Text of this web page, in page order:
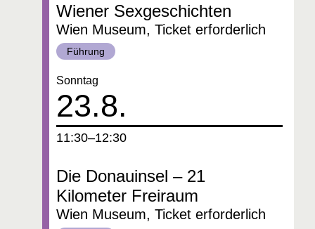
Wiener Sexgeschichten
Wien Museum, Ticket erforderlich
Kategorie:
Führung
Die Donauinsel – 21
Kilometer Freiraum
Wien Museum, Ticket erforderlich
Datum:
23.8.
Sonntag
um
11:30–12:30